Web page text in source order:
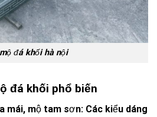
đá khối hà nội
đá khối phổ biến
mái, mộ tam sơn: Các kiểu dáng